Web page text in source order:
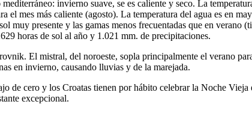
invierno suave, se es caliente y seco. La
el mes más caliente (agosto). La temperatura del agua es en
muy presente y las gamas menos frecuentadas que en
horas de sol al año y 1.021 mm. de precipitaciones.
El mistral, del noroeste, sopla principalmente el verano
en invierno, causando lluvias y de la marejada.
de cero y los Croatas tienen por hábito celebrar la Noche
excepcional.